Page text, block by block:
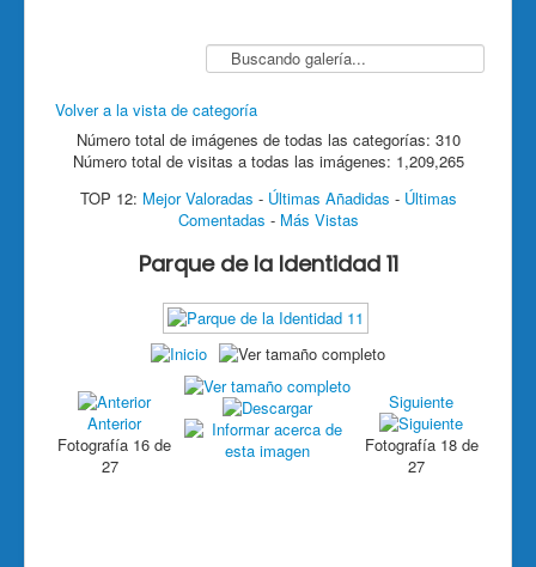
Volver a la vista de categoría
Número total de imágenes de todas las categorías: 310
Número total de visitas a todas las imágenes: 1,209,265
TOP 12: Mejor Valoradas - Últimas Añadidas - Últimas
Comentadas - Más Vistas
Parque de la Identidad 11
Anterior
Fotografía 16 de
27
Siguiente
Fotografía 18 de
27